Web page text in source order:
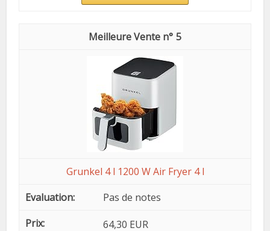
5
Grunkel 4 l 1200 W Air Fryer 4 l
Pas de notes
64,30 EUR